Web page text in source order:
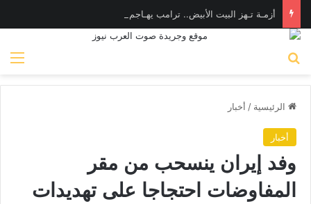
الرئيسية / أخبار
أخبار
وفد إيران ينسحب من مقر
المفاوضات احتجاجا على تهديدات